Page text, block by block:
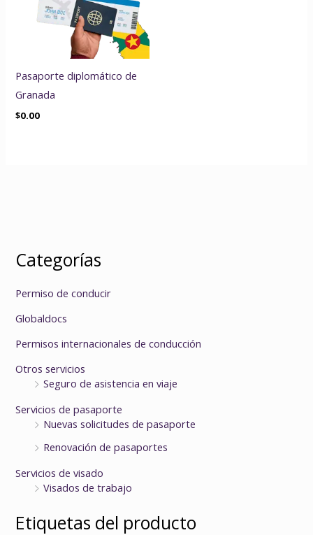
Pasaporte diplomático de
Granada
$0.00
Categorías
Permiso de conducir
Globaldocs
Permisos internacionales de conducción
Otros servicios
Seguro de asistencia en viaje
Servicios de pasaporte
Nuevas solicitudes de pasaporte
Renovación de pasaportes
Servicios de visado
Visados de trabajo
Etiquetas del producto